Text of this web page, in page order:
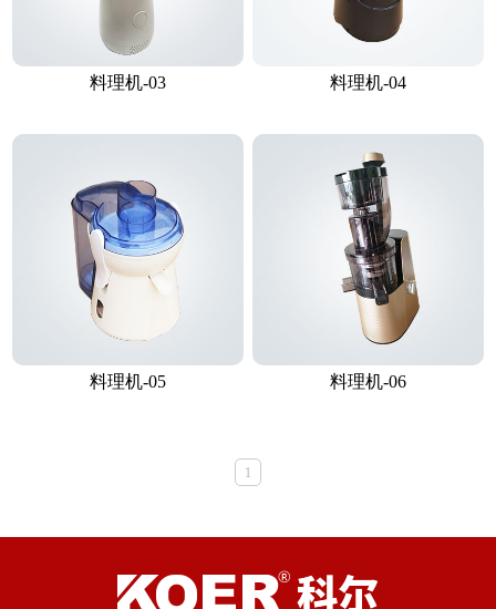
料理机-03 料理机-04
料理机-05 料理机-06
1